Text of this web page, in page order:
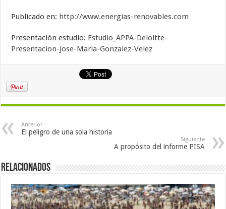
Publicado en: http://www.energias-renovables.com
Presentación estudio: Estudio_APPA-Deloitte-
Presentacion-Jose-Maria-Gonzalez-Velez
Anterior
El peligro de una sola historia
Siguiente
A propósito del informe PISA
Relacionados